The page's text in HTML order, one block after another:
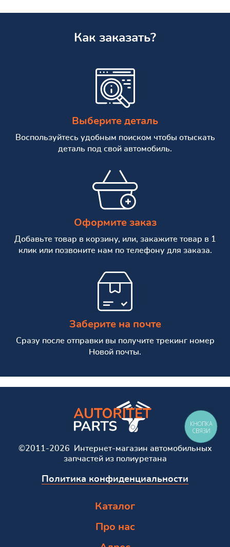
Как заказать?
Выберите деталь
Воспользуйтесь удобным поиском чтобы отыскать
деталь под свой автомобиль.
Оформите заказ
Добавьте товар в корзину, или, закажите товар в 1
клик или позвоните нам по телефону для заказа.
Заберите на почте
Сразу после отправки вы получите трекинг номер
Новой почты.
©2011-2026 Интернет-магазин автомобильных
запчастей из полиуретана
Политика конфиденциальности
Каталог
Про нас
КНОПКА
СВЯЗИ